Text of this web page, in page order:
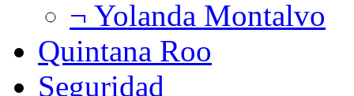
¬ Yolanda Montalvo
Quintana Roo
Seguridad